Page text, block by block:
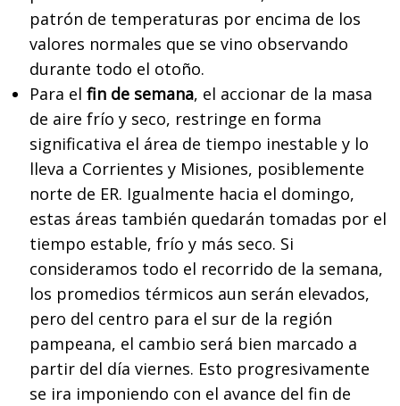
patrón de temperaturas por encima de los
valores normales que se vino observando
durante todo el otoño.
Para el fin de semana, el accionar de la masa
de aire frío y seco, restringe en forma
significativa el área de tiempo inestable y lo
lleva a Corrientes y Misiones, posiblemente
norte de ER. Igualmente hacia el domingo,
estas áreas también quedarán tomadas por el
tiempo estable, frío y más seco. Si
consideramos todo el recorrido de la semana,
los promedios térmicos aun serán elevados,
pero del centro para el sur de la región
pampeana, el cambio será bien marcado a
partir del día viernes. Esto progresivamente
se ira imponiendo con el avance del fin de